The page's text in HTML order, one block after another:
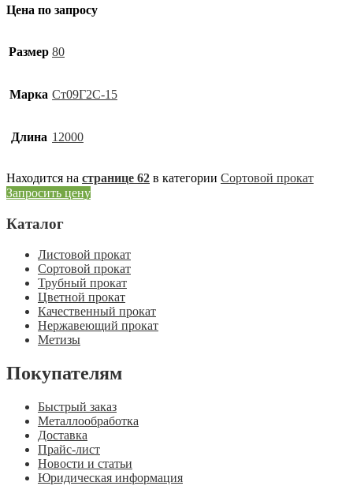
Цена по запросу
Размер 80
Марка Ст09Г2С-15
Длина 12000
Находится на странице 62 в категории Сортовой прокат
Запросить цену
Каталог
Листовой прокат
Сортовой прокат
Трубный прокат
Цветной прокат
Качественный прокат
Нержавеющий прокат
Метизы
Покупателям
Быстрый заказ
Металлообработка
Доставка
Прайс-лист
Новости и статьи
Юридическая информация